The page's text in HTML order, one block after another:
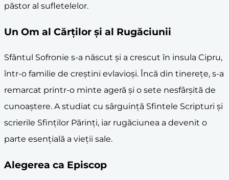
păstor al sufletelelor.
Un Om al Cărților și al Rugăciunii
Sfântul Sofronie s-a născut și a crescut în insula Cipru,
într-o familie de creștini evlavioși. Încă din tinerețe, s-a
remarcat printr-o minte ageră și o sete nesfârșită de
cunoaștere. A studiat cu sârguință Sfintele Scripturi și
scrierile Sfinților Părinți, iar rugăciunea a devenit o
parte esențială a vieții sale.
Alegerea ca Episcop